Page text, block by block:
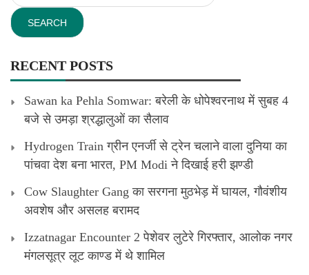
for:
RECENT POSTS
Sawan ka Pehla Somwar: बरेली के धोपेश्वरनाथ में सुबह 4
बजे से उमड़ा श्रद्धालुओं का सैलाव
Hydrogen Train ग्रीन एनर्जी से ट्रेन चलाने वाला दुनिया का
पांचवा देश बना भारत, PM Modi ने दिखाई हरी झण्डी
Cow Slaughter Gang का सरगना मुठभेड़ में घायल, गौवंशीय
अवशेष और असलह बरामद
Izzatnagar Encounter 2 पेशेवर लुटेरे गिरफ्तार, आलोक नगर
मंगलसूत्र लूट काण्‍ड में थे शामिल